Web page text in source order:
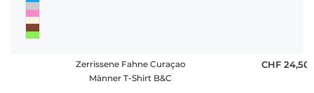
Zerrissene Fahne Curaçao
Männer T-Shirt B&C
CHF 24,50